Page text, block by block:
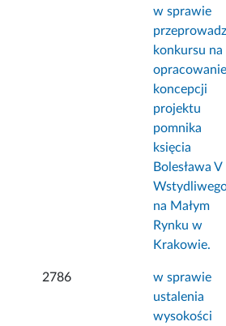
w sprawie
konkursu na
opracowanie
koncepcji
projektu
pomnika
księcia
Bolesława V
na Małym
Rynku w
Krakowie.
2786
w sprawie
ustalenia
wysokości